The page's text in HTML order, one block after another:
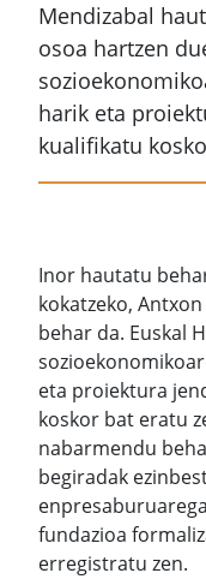
Mendizabal
osoa hartzen
harik eta
kualifikatu
Inor hautatu
kokatzeko,
behar da. Euskal
eta proiektura
koskor bat eratu
nabarmendu
begiradak
fundazioa
erregistratu zen.